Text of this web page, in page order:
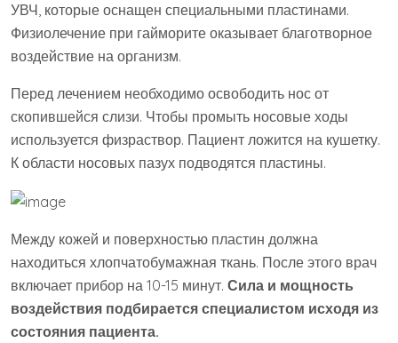
УВЧ, которые оснащен специальными пластинами.
Физиолечение при гайморите оказывает благотворное
воздействие на организм.
Перед лечением необходимо освободить нос от
скопившейся слизи. Чтобы промыть носовые ходы
используется физраствор. Пациент ложится на кушетку.
К области носовых пазух подводятся пластины.
Между кожей и поверхностью пластин должна
находиться хлопчатобумажная ткань. После этого врач
включает прибор на 10-15 минут. Сила и мощность
воздействия подбирается специалистом исходя из
состояния пациента.